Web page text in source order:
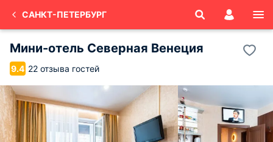
САНКТ-ПЕТЕРБУРГ
Мини-отель Северная Венеция
9.4 22 отзыва гостей